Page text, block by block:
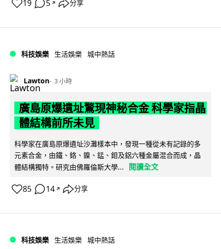
19 5 ↗ 分享
科技娛樂 生活娛樂 城中熱話
Lawton 3 小時
廣島原爆遺址驚現神秘合金 科學家指晶
體結構前所未見
科學家在廣島原爆遺址沙灘樣本中，發現一種從未有記錄的多
元素合金，由鐵、鉻、鎳、錳、鉬及鋁六種金屬混合而成，晶
體結構獨特。研究由佛羅倫斯大學...
閱讀全文
85 14 ↗ 分享
科技娛樂 生活娛樂 城中熱話